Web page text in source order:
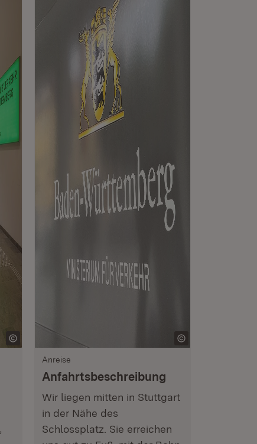
Anreise
Anfahrtsbeschreibung
Wir liegen mitten in Stuttgart
in der Nähe des
Schlossplatz. Sie erreichen